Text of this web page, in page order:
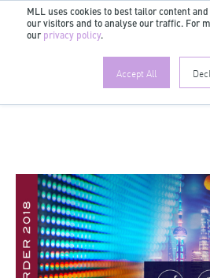
MLL uses cookies to best tailor content
our visitors and to analyse our traffic. For
our privacy policy.
Accept All